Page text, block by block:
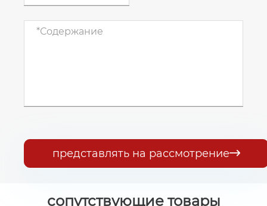
представлять на рассмотрение
сопутствующие товары